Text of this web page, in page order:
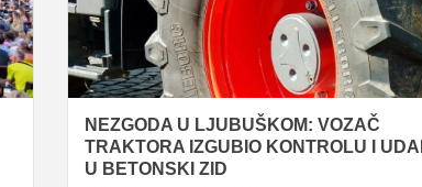
NEZGODA U LJUBUŠKOM: VOZAČ
TRAKTORA IZGUBIO KONTROLU I
U BETONSKI ZID